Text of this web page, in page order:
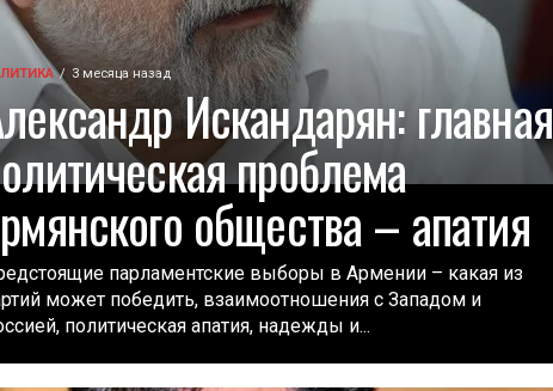
3 месяца назад
Искандарян: главная
проблема
общества – апатия
парламентские выборы в Армении – какая из
может победить, взаимоотношения с Западом и
политическая апатия, надежды и...